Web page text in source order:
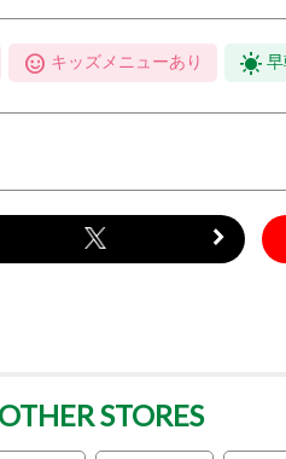
キッズメニューあり
OTHER STORES